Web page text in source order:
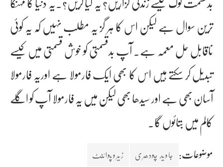
ترین سوال ہے لیکن اس کا ہر گز یہ مطلب نہیں کہ یہ کوئی
ناقابل حل معمہ ہے۔ آپ بدقسمتی کو خوش قسمتی میں کیسے
تبدیل کر سکتے ہیں اس کا بھی ایک فارمولا ہے اوریہ فارمولا
آسان بھی ہے اور سیدھا بھی لیکن میں یہ فارمولا آپ کو اگلے
کالم میں بتائوں گا۔
موضوعات: جاوید چودھری زیروپوائنٹ